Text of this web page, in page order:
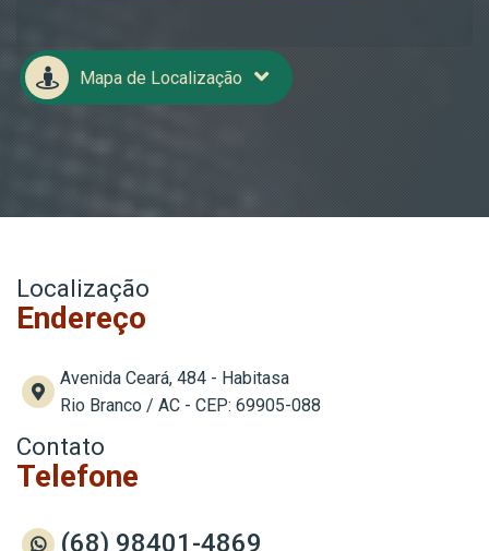
Mapa de Localização
Localização
Endereço
Avenida Ceará, 484 - Habitasa
Rio Branco / AC - CEP: 69905-088
Contato
Telefone
(68) 98401-4869